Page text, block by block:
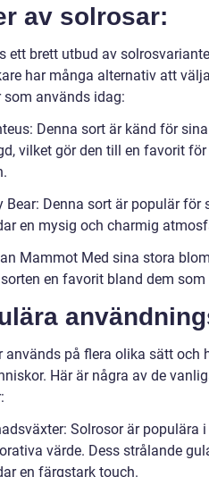
av solrosar:
ett brett utbud av
har många alternativ att
som används idag:
Denna sort är känd för
vilket gör den till en favorit
Bear: Denna sort är populär
en mysig och charmig
Mammot Med sina stora
en favorit bland dem
används på flera olika sätt och
Här är några av de
Solrosor är populära
värde. Dess strålande
en färgstark touch.